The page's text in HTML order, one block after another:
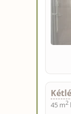
45 m2